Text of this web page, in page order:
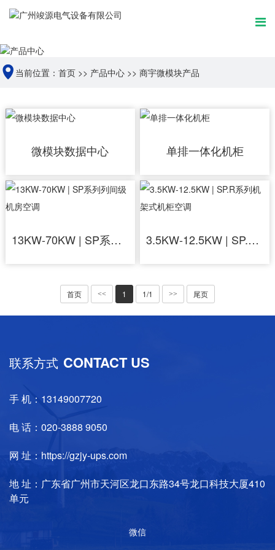
当前位置： 首页 >> 产品中心 >> 商宇微模块产品
微模块数据中心 单排一体化机柜
13KW-70KW | SP系列列间级机房空调 3.5KW-12.5KW | SP.R系列机架式机柜空调
首页 << 1 1/1 >> 尾页
联系方式 CONTACT US
手 机：13149007720
电 话：020-3888 9050
网 址：https://gzjy-ups.com
地 址：广东省广州市天河区龙口东路34号龙口科技大厦410
单元
微信